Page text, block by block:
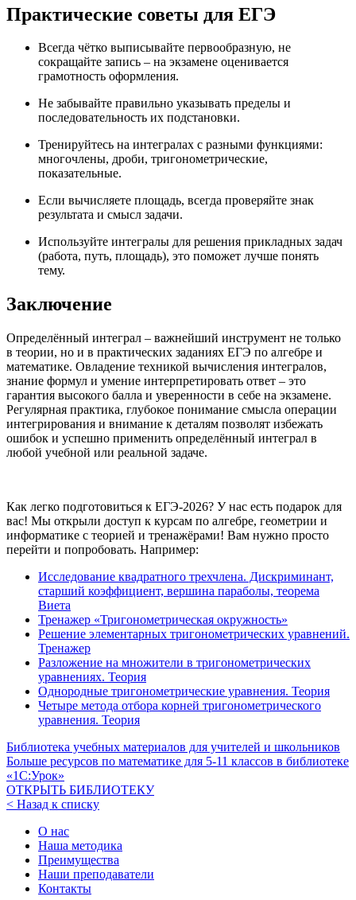
Практические советы для ЕГЭ
Всегда чётко выписывайте первообразную, не
сокращайте запись – на экзамене оценивается
грамотность оформления.
Не забывайте правильно указывать пределы и
последовательность их подстановки.
Тренируйтесь на интегралах с разными функциями:
многочлены, дроби, тригонометрические,
показательные.
Если вычисляете площадь, всегда проверяйте знак
результата и смысл задачи.
Используйте интегралы для решения прикладных задач
(работа, путь, площадь), это поможет лучше понять
тему.
Заключение
Определённый интеграл – важнейший инструмент не только
в теории, но и в практических заданиях ЕГЭ по алгебре и
математике. Овладение техникой вычисления интегралов,
знание формул и умение интерпретировать ответ – это
гарантия высокого балла и уверенности в себе на экзамене.
Регулярная практика, глубокое понимание смысла операции
интегрирования и внимание к деталям позволят избежать
ошибок и успешно применить определённый интеграл в
любой учебной или реальной задаче.
Как легко подготовиться к ЕГЭ-2026? У нас есть подарок для
вас! Мы открыли доступ к курсам по алгебре, геометрии и
информатике с теорией и тренажёрами! Вам нужно просто
перейти и попробовать. Например:
Исследование квадратного трехчлена. Дискриминант,
старший коэффициент, вершина параболы, теорема
Виета
Тренажер «Тригонометрическая окружность»
Решение элементарных тригонометрических уравнений.
Тренажер
Разложение на множители в тригонометрических
уравнениях. Теория
Однородные тригонометрические уравнения. Теория
Четыре метода отбора корней тригонометрического
уравнения. Теория
Библиотека учебных материалов для учителей и школьников
Больше ресурсов по математике для 5-11 классов в библиотеке
«1С:Урок»
ОТКРЫТЬ БИБЛИОТЕКУ
< Назад к списку
О нас
Наша методика
Преимущества
Наши преподаватели
Контакты